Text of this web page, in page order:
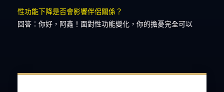
性功能下降是否會影響伴侶關係？
回答：你好，阿鑫！面對性功能變化，你的擔憂完全可以